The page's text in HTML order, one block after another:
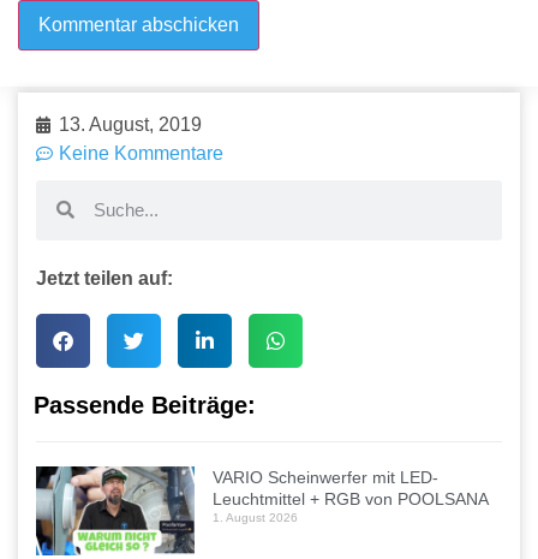
13. August, 2019
Keine Kommentare
Jetzt teilen auf:
Passende Beiträge:
VARIO Scheinwerfer mit LED-
Leuchtmittel + RGB von POOLSANA
1. August 2026